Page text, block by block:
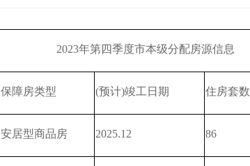
2023年第四季度市本级分配房源信息
保障房类型 (预计)竣工日期 住房套数
安居型商品房 2025.12 86